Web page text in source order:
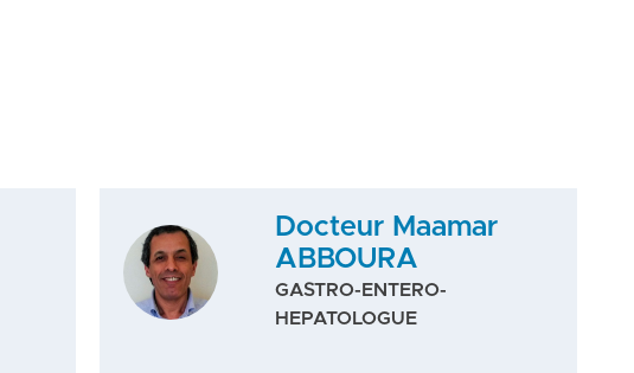
Docteur Maamar
ABBOURA
GASTRO-ENTERO-
HEPATOLOGUE